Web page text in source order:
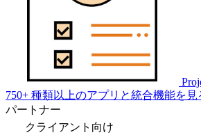
750+ 種類以上のアプリと統合機能を見
パートナー
クライアント向け